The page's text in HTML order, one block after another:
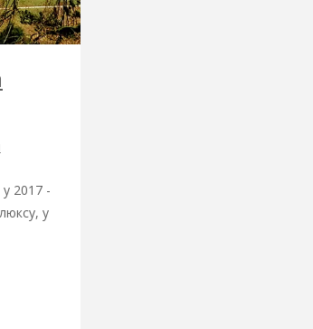
у 2017 -
у